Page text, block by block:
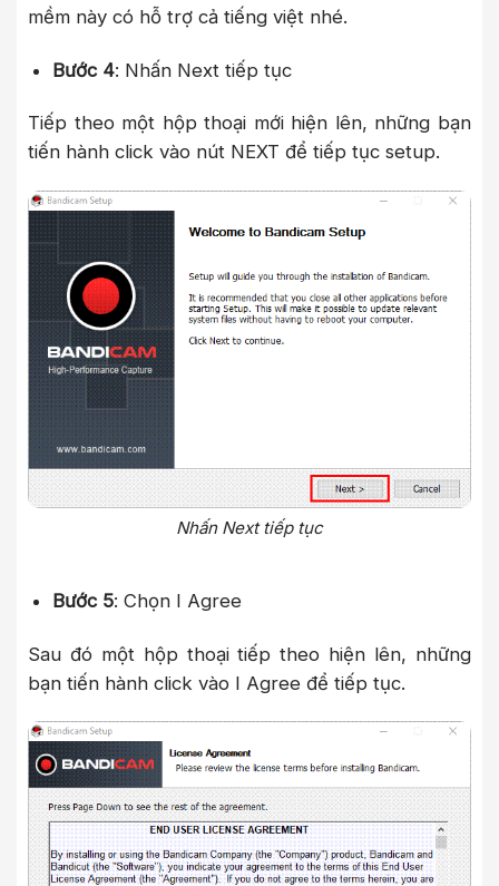
mềm này có hỗ trợ cả tiếng việt nhé.
Bước 4: Nhấn Next tiếp tục
Tiếp theo một hộp thoại mới hiện lên, những bạn
tiến hành click vào nút NEXT để tiếp tục setup.
Nhấn Next tiếp tục
Bước 5: Chọn I Agree
Sau đó một hộp thoại tiếp theo hiện lên, những
bạn tiến hành click vào I Agree để tiếp tục.